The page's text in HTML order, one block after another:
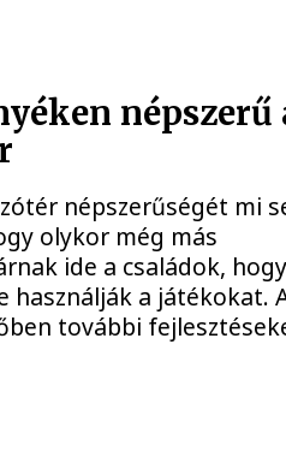
népszerű
népszerűségét mi
olykor még más
ide a családok,
használják a játékokat.
további